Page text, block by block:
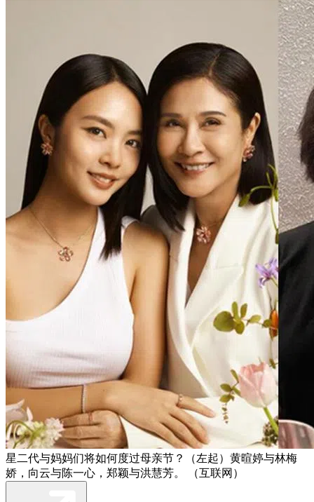
星二代与妈妈们将如何度过母亲节？（左起）黄暄婷与林梅
娇，向云与陈一心，郑颖与洪慧芳。 （互联网）